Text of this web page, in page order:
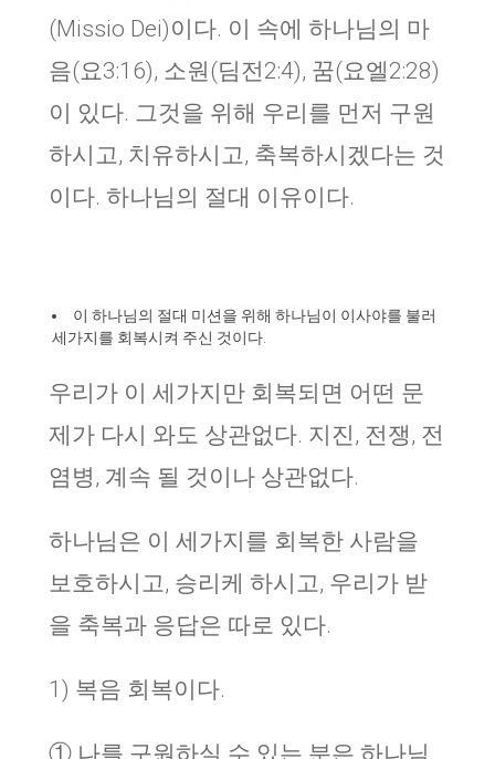
(Missio Dei)이다. 이 속에 하나님의 마
음(요3:16), 소원(딤전2:4), 꿈(요엘2:28)
이 있다. 그것을 위해 우리를 먼저 구원
하시고, 치유하시고, 축복하시겠다는 것
이다. 하나님의 절대 이유이다.
이 하나님의 절대 미션을 위해 하나님이 이사야를 불러
세가지를 회복시켜 주신 것이다.
우리가 이 세가지만 회복되면 어떤 문
제가 다시 와도 상관없다. 지진, 전쟁, 전
염병, 계속 될 것이나 상관없다.
하나님은 이 세가지를 회복한 사람을
보호하시고, 승리케 하시고, 우리가 받
을 축복과 응답은 따로 있다.
1) 복음 회복이다.
① 나를 구원하실 수 있는 분은 하나님